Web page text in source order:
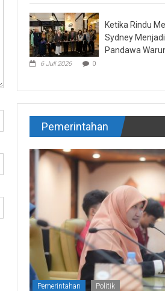
Ketika Rindu
Sydney
Pandawa
6 Juli 2026 0
Pemerintahan
Pemerintahan Politik